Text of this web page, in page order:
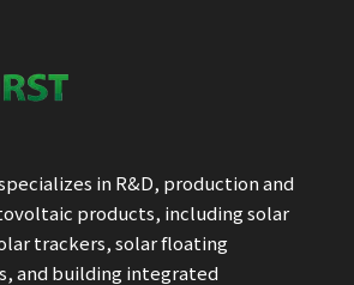
in R&D, production and
products, including solar
trackers, solar floating
and building integrated